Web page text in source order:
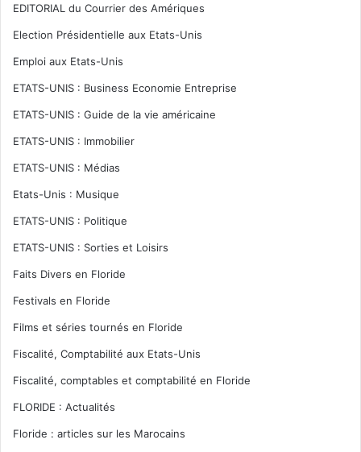
EDITORIAL du Courrier des Amériques
Election Présidentielle aux Etats-Unis
Emploi aux Etats-Unis
ETATS-UNIS : Business Economie Entreprise
ETATS-UNIS : Guide de la vie américaine
ETATS-UNIS : Immobilier
ETATS-UNIS : Médias
Etats-Unis : Musique
ETATS-UNIS : Politique
ETATS-UNIS : Sorties et Loisirs
Faits Divers en Floride
Festivals en Floride
Films et séries tournés en Floride
Fiscalité, Comptabilité aux Etats-Unis
Fiscalité, comptables et comptabilité en Floride
FLORIDE : Actualités
Floride : articles sur les Marocains